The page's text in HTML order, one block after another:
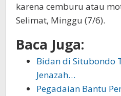
karena cemburu atau
Selimat, Minggu (7/6).
Baca Juga:
Bidan di Situbondo
Jenazah…
Pegadaian Bantu